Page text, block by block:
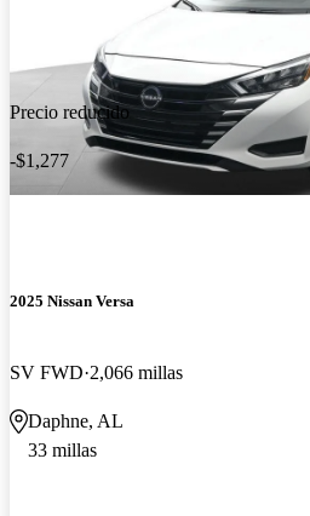
Precio reducido
-$1,277
2025 Nissan Versa
SV FWD 2,066 millas
Daphne, AL
33 millas